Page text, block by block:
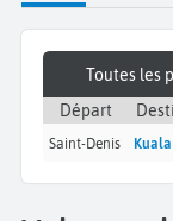
Toutes les
Départ
Saint-Denis